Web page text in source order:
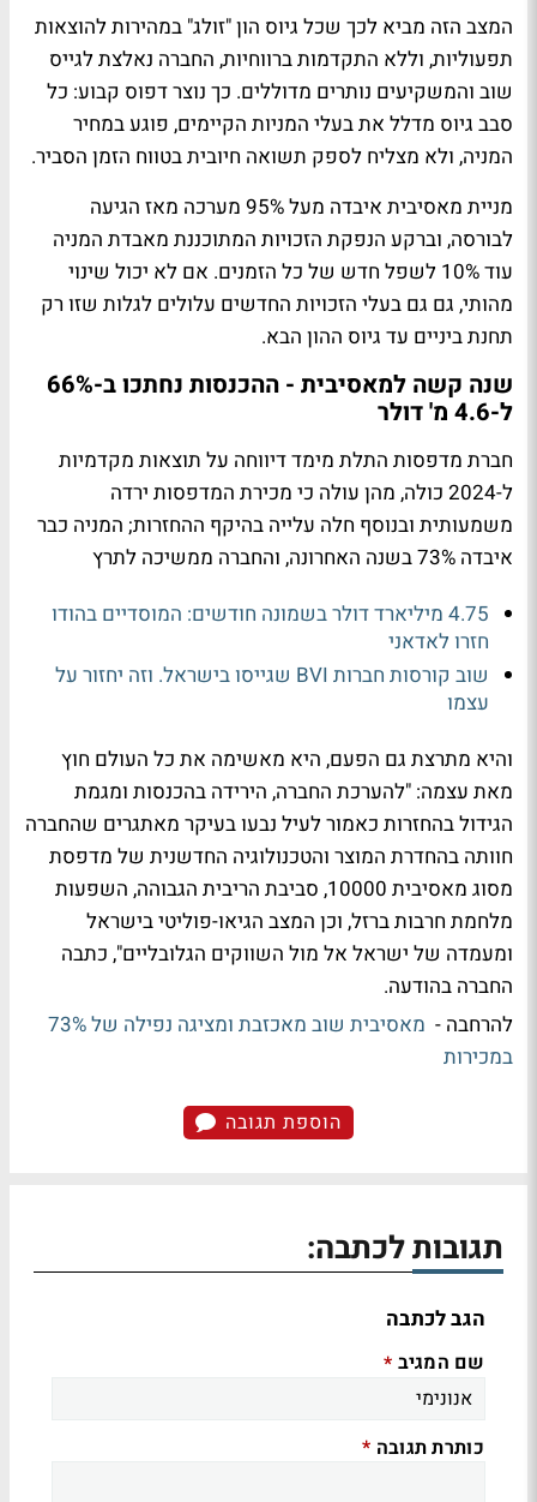
המצב הזה מביא לכך שכל גיוס הון "זולג" במהירות להוצאות
תפעוליות, וללא התקדמות ברווחיות, החברה נאלצת לגייס
שוב והמשקיעים נותרים מדוללים. כך נוצר דפוס קבוע: כל
סבב גיוס מדלל את בעלי המניות הקיימים, פוגע במחיר
המניה, ולא מצליח לספק תשואה חיובית בטווח הזמן הסביר.
מניית מאסיבית איבדה מעל 95% מערכה מאז הגיעה
לבורסה, וברקע הנפקת הזכויות המתוכננת מאבדת המניה
עוד 10% לשפל חדש של כל הזמנים. אם לא יכול שינוי
מהותי, גם גם בעלי הזכויות החדשים עלולים לגלות שזו רק
תחנת ביניים עד גיוס ההון הבא.
שנה קשה למאסיבית - ההכנסות נחתכו ב-66%
ל-4.6 מ' דולר
חברת מדפסות התלת מימד דיווחה על תוצאות מקדמיות
ל-2024 כולה, מהן עולה כי מכירת המדפסות ירדה
משמעותית ובנוסף חלה עלייה בהיקף ההחזרות; המניה כבר
איבדה 73% בשנה האחרונה, והחברה ממשיכה לתרץ
4.75 מיליארד דולר בשמונה חודשים: המוסדיים בהודו
חזרו לאדאני
שוב קורסות חברות BVI שגייסו בישראל. וזה יחזור על
עצמו
והיא מתרצת גם הפעם, היא מאשימה את כל העולם חוץ
מאת עצמה: "להערכת החברה, הירידה בהכנסות ומגמת
הגידול בהחזרות כאמור לעיל נבעו בעיקר מאתגרים שהחברה
חוותה בהחדרת המוצר והטכנולוגיה החדשנית של מדפסת
מסוג מאסיבית 10000, סביבת הריבית הגבוהה, השפעות
מלחמת חרבות ברזל, וכן המצב הגיאו-פוליטי בישראל
ומעמדה של ישראל אל מול השווקים הגלובליים", כתבה
החברה בהודעה.
להרחבה -
מאסיבית שוב מאכזבת ומציגה נפילה של 73%
במכירות
הוספת תגובה
תגובות לכתבה:
הגב לכתבה
שם המגיב *
כותרת תגובה *